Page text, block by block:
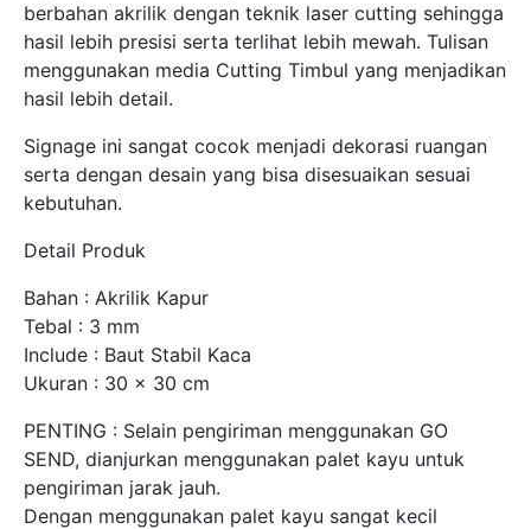
berbahan akrilik dengan teknik laser cutting sehingga
hasil lebih presisi serta terlihat lebih mewah. Tulisan
menggunakan media Cutting Timbul yang menjadikan
hasil lebih detail.
Signage ini sangat cocok menjadi dekorasi ruangan
serta dengan desain yang bisa disesuaikan sesuai
kebutuhan.
Detail Produk
Bahan : Akrilik Kapur
Tebal : 3 mm
Include : Baut Stabil Kaca
Ukuran : 30 x 30 cm
PENTING : Selain pengiriman menggunakan GO
SEND, dianjurkan menggunakan palet kayu untuk
pengiriman jarak jauh.
Dengan menggunakan palet kayu sangat kecil